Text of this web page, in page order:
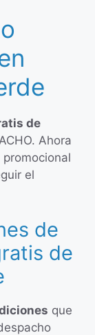
de
Ahora
el
de
de
que